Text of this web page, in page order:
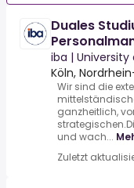
Duales
iba |
Köln,
Wir sind die
ganzheitlich,
und wach...
Zuletzt